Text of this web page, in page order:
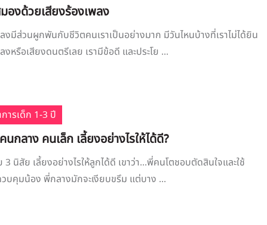
องด้วยเสียงร้องเพลง
งมีส่วนผูกพันกับชีวิตคนเราเป็นอย่างมาก มีวันไหนบ้างที่เราไม่ได้ยิน
งหรือเสียงดนตรีเลย เรามีข้อดี และประโย ...
ารเด็ก 1-3 ปี
นกลาง คนเล็ก เลี้ยงอย่างไรให้ได้ดี?
3 นิสัย เลี้ยงอย่างไรให้ลูกได้ดี เขาว่า...พี่คนโตชอบตัดสินใจและใช้
บคุมน้อง พี่กลางมักจะเงียบขรึม แต่บาง ...